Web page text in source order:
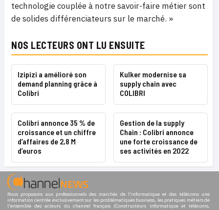
technologie couplée à notre savoir-faire métier sont
de solides différenciateurs sur le marché. »
NOS LECTEURS ONT LU ENSUITE
Izipizi a amélioré son
demand planning grâce à
Colibri
Kulker modernise sa
supply chain avec
COLIBRI
Colibri annonce 35 % de
croissance et un chiffre
d’affaires de 2,8 M
d’euros
Gestion de la supply
Chain : Colibri annonce
une forte croissance de
ses activités en 2022
Nous proposons aux professionnels des marchés de l'informatique et des télécoms une
information centrée exclusivement sur les problématiques business, les pratiques métiers de
l'ensemble des acteurs du channel français (Constructeurs informatique et télécoms,